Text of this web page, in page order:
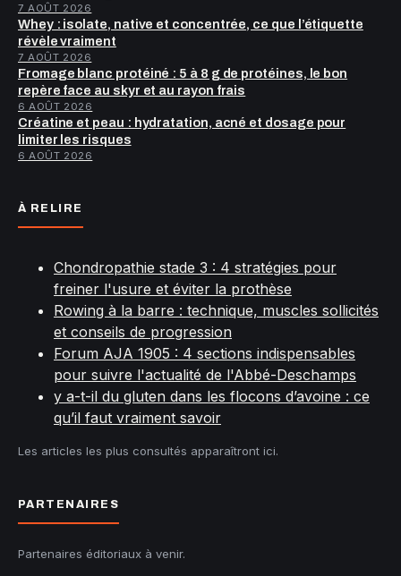
7 AOÛT 2026
Whey : isolate, native et concentrée, ce que l’étiquette
révèle vraiment
7 AOÛT 2026
Fromage blanc protéiné : 5 à 8 g de protéines, le bon
repère face au skyr et au rayon frais
6 AOÛT 2026
Créatine et peau : hydratation, acné et dosage pour
limiter les risques
6 AOÛT 2026
À RELIRE
Chondropathie stade 3 : 4 stratégies pour
freiner l'usure et éviter la prothèse
Rowing à la barre : technique, muscles sollicités
et conseils de progression
Forum AJA 1905 : 4 sections indispensables
pour suivre l'actualité de l'Abbé-Deschamps
y a-t-il du gluten dans les flocons d’avoine : ce
qu’il faut vraiment savoir
Les articles les plus consultés apparaîtront ici.
PARTENAIRES
Partenaires éditoriaux à venir.